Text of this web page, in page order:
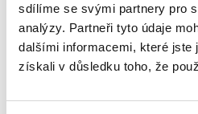
sdílíme se svými partnery pro
analýzy. Partneři tyto údaje
dalšími informacemi, které jste
získali v důsledku toho, že
Laura Huertas Millan